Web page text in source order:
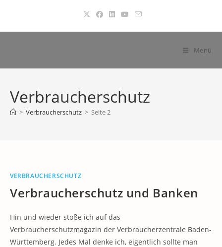
springen
Menü
Verbraucherschutz
> Verbraucherschutz > Seite 2
VERBRAUCHERSCHUTZ
Verbraucherschutz und Banken
Hin und wieder stoße ich auf das
Verbraucherschutzmagazin der Verbraucherzentrale Baden-
Württemberg. Jedes Mal denke ich, eigentlich sollte man